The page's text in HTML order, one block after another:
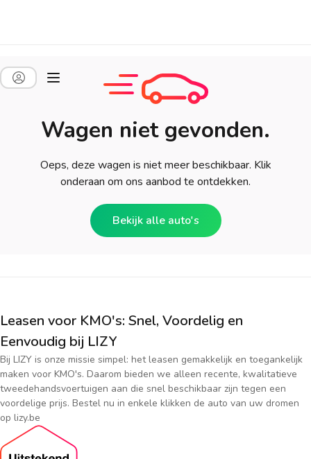
Wagen niet gevonden.
Oeps, deze wagen is niet meer beschikbaar. Klik
onderaan om ons aanbod te ontdekken.
Bekijk alle auto's
Leasen voor KMO's: Snel, Voordelig en
Eenvoudig bij LIZY
Bij LIZY is onze missie simpel: het leasen gemakkelijk en toegankelijk
maken voor KMO's. Daarom bieden we alleen recente, kwalitatieve
tweedehandsvoertuigen aan die snel beschikbaar zijn tegen een
voordelige prijs. Bestel nu in enkele klikken de auto van uw dromen
op lizy.be